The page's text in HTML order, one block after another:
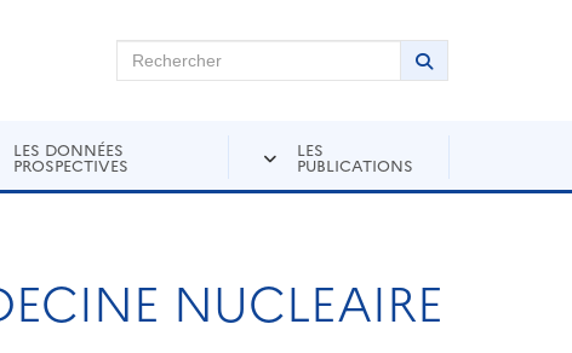
Rechercher sur Andra Inventaire Rechercher
Lancer la
LES DONNÉES
PROSPECTIVES
LES
PUBLICATIONS
NUCLEAIRE